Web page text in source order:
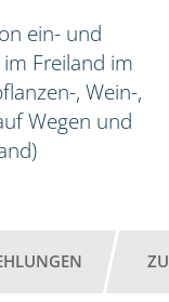
ein- und
Freiland im
, Wein-,
Wegen und